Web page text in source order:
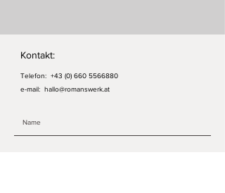
Leicht verständliches Stickmuster
Vereinigtes Königreich
Kontakt:
Telefon: +43 (0) 660 5566880
e-mail: hallo@romanswerk.at